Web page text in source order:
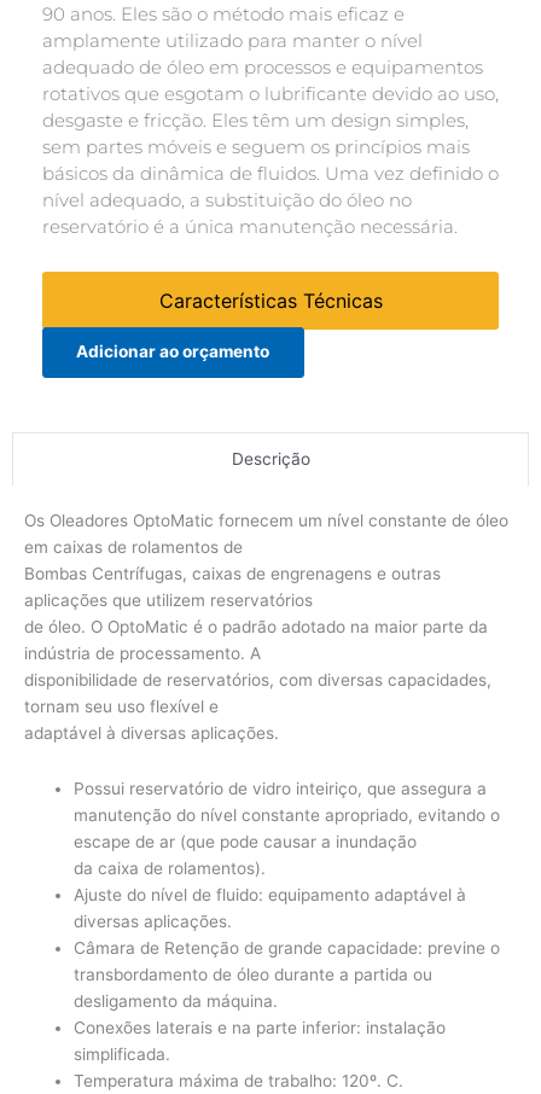
90 anos. Eles são o método mais eficaz e
amplamente utilizado para manter o nível
adequado de óleo em processos e equipamentos
rotativos que esgotam o lubrificante devido ao uso,
desgaste e fricção. Eles têm um design simples,
sem partes móveis e seguem os princípios mais
básicos da dinâmica de fluidos. Uma vez definido o
nível adequado, a substituição do óleo no
reservatório é a única manutenção necessária.
Características Técnicas
Adicionar ao orçamento
Descrição
Os Oleadores OptoMatic fornecem um nível constante de óleo
em caixas de rolamentos de
Bombas Centrífugas, caixas de engrenagens e outras
aplicações que utilizem reservatórios
de óleo. O OptoMatic é o padrão adotado na maior parte da
indústria de processamento. A
disponibilidade de reservatórios, com diversas capacidades,
tornam seu uso flexível e
adaptável à diversas aplicações.
Possui reservatório de vidro inteiriço, que assegura a
manutenção do nível constante apropriado, evitando o
escape de ar (que pode causar a inundação
da caixa de rolamentos).
Ajuste do nível de fluido: equipamento adaptável à
diversas aplicações.
Câmara de Retenção de grande capacidade: previne o
transbordamento de óleo durante a partida ou
desligamento da máquina.
Conexões laterais e na parte inferior: instalação
simplificada.
Temperatura máxima de trabalho: 120º. C.